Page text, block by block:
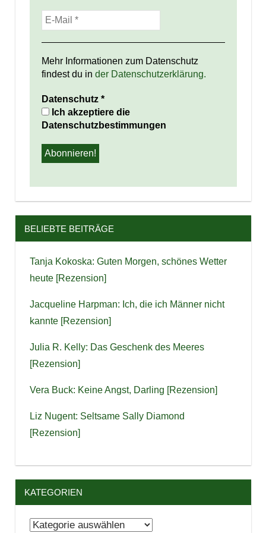
Mehr Informationen zum Datenschutz
findest du in der Datenschutzerklärung.
Datenschutz *
Ich akzeptiere die
Datenschutzbestimmungen
BELIEBTE BEITRÄGE
Tanja Kokoska: Guten Morgen, schönes Wetter
heute [Rezension]
Jacqueline Harpman: Ich, die ich Männer nicht
kannte [Rezension]
Julia R. Kelly: Das Geschenk des Meeres
[Rezension]
Vera Buck: Keine Angst, Darling [Rezension]
Liz Nugent: Seltsame Sally Diamond
[Rezension]
KATEGORIEN
Kategorien